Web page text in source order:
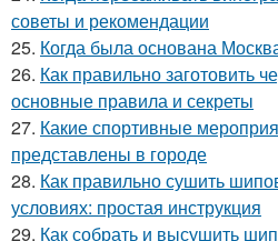
советы и рекомендации
25. Когда была основана
26. Как правильно заготовить
основные правила и секреты
27. Какие спортивные
представлены в городе
28. Как правильно сушить
условиях: простая инструкция
29. Как собрать и высушить